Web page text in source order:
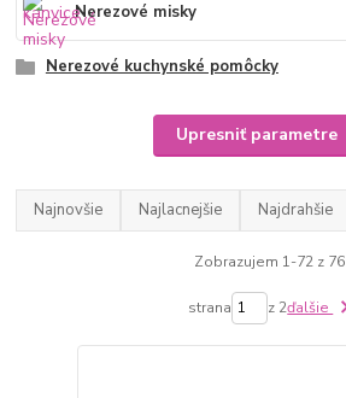
Nerezové misky
Nerezové kuchynské pomôcky
Upresniť parametre
Najnovšie Najlacnejšie Najdrahšie
Zobrazujem 1-72 z 76
strana z 2ďalšie